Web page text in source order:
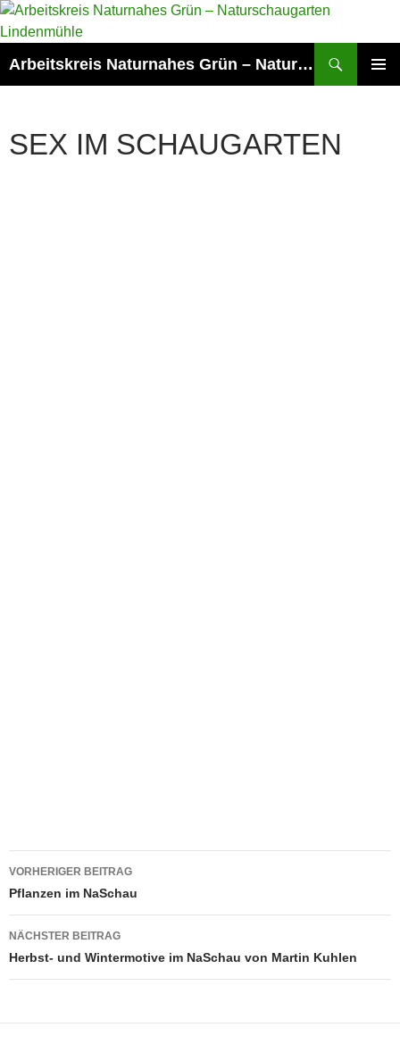
Zum
Inhalt
Arbeitskreis Naturnahes Grün – Naturschaugarten Lindenmühle
SEX IM SCHAUGARTEN
Beitragsnavigation
VORHERIGER BEITRAG
Pflanzen im NaSchau
NÄCHSTER BEITRAG
Herbst- und Wintermotive im NaSchau von Martin Kuhlen